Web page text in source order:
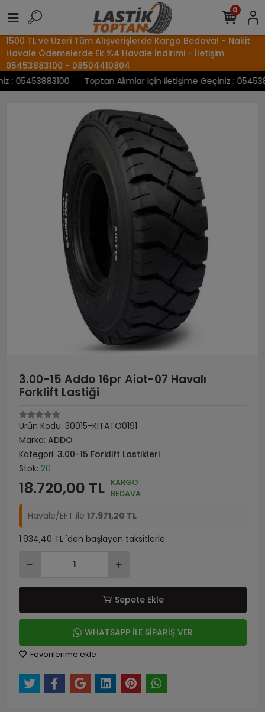
1500 TL ve Üzeri Tüm Alışverişlerde Kargo Bedava! - Nakit
Havale Ödemelerde Ek %4 Havale İndirimi - İletişim
05453883100 - 08504410804
05453883100
Toptan Alımlar İçin İletişime Geçiniz :
0
3.00-15 Addo 16pr Aiot-07 Havalı
Forklift Lastiği
Ürün Kodu: 30015-KITATO0191
Marka: ADDO
Kategori: 3.00-15 Forklift Lastikleri
Stok: 20
18.720,00 TL KARGO
BEDAVA
Havale/EFT ile 17.971,20 TL
1.934,40 TL 'den başlayan taksitlerle
Sepete Ekle
WHATSAPP İLE SİPARİŞ VER
Favorilerime ekle